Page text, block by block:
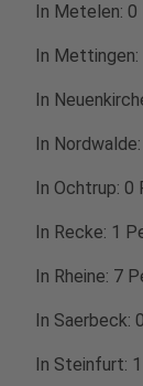
In Metelen: 0
In Mettingen:
In
In
In Ochtrup: 0
In Recke: 1
In Rheine: 7
In Saerbeck:
In Steinfurt: